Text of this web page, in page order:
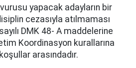
yapacak adayların bir
cezasıyla atılmaması
DMK 48- A maddelerine
Koordinasyon kurallarına
arasındadır.